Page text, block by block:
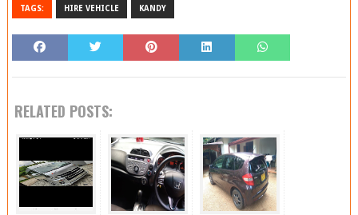
TAGS: HIRE VEHICLE KANDY
RELATED POSTS: